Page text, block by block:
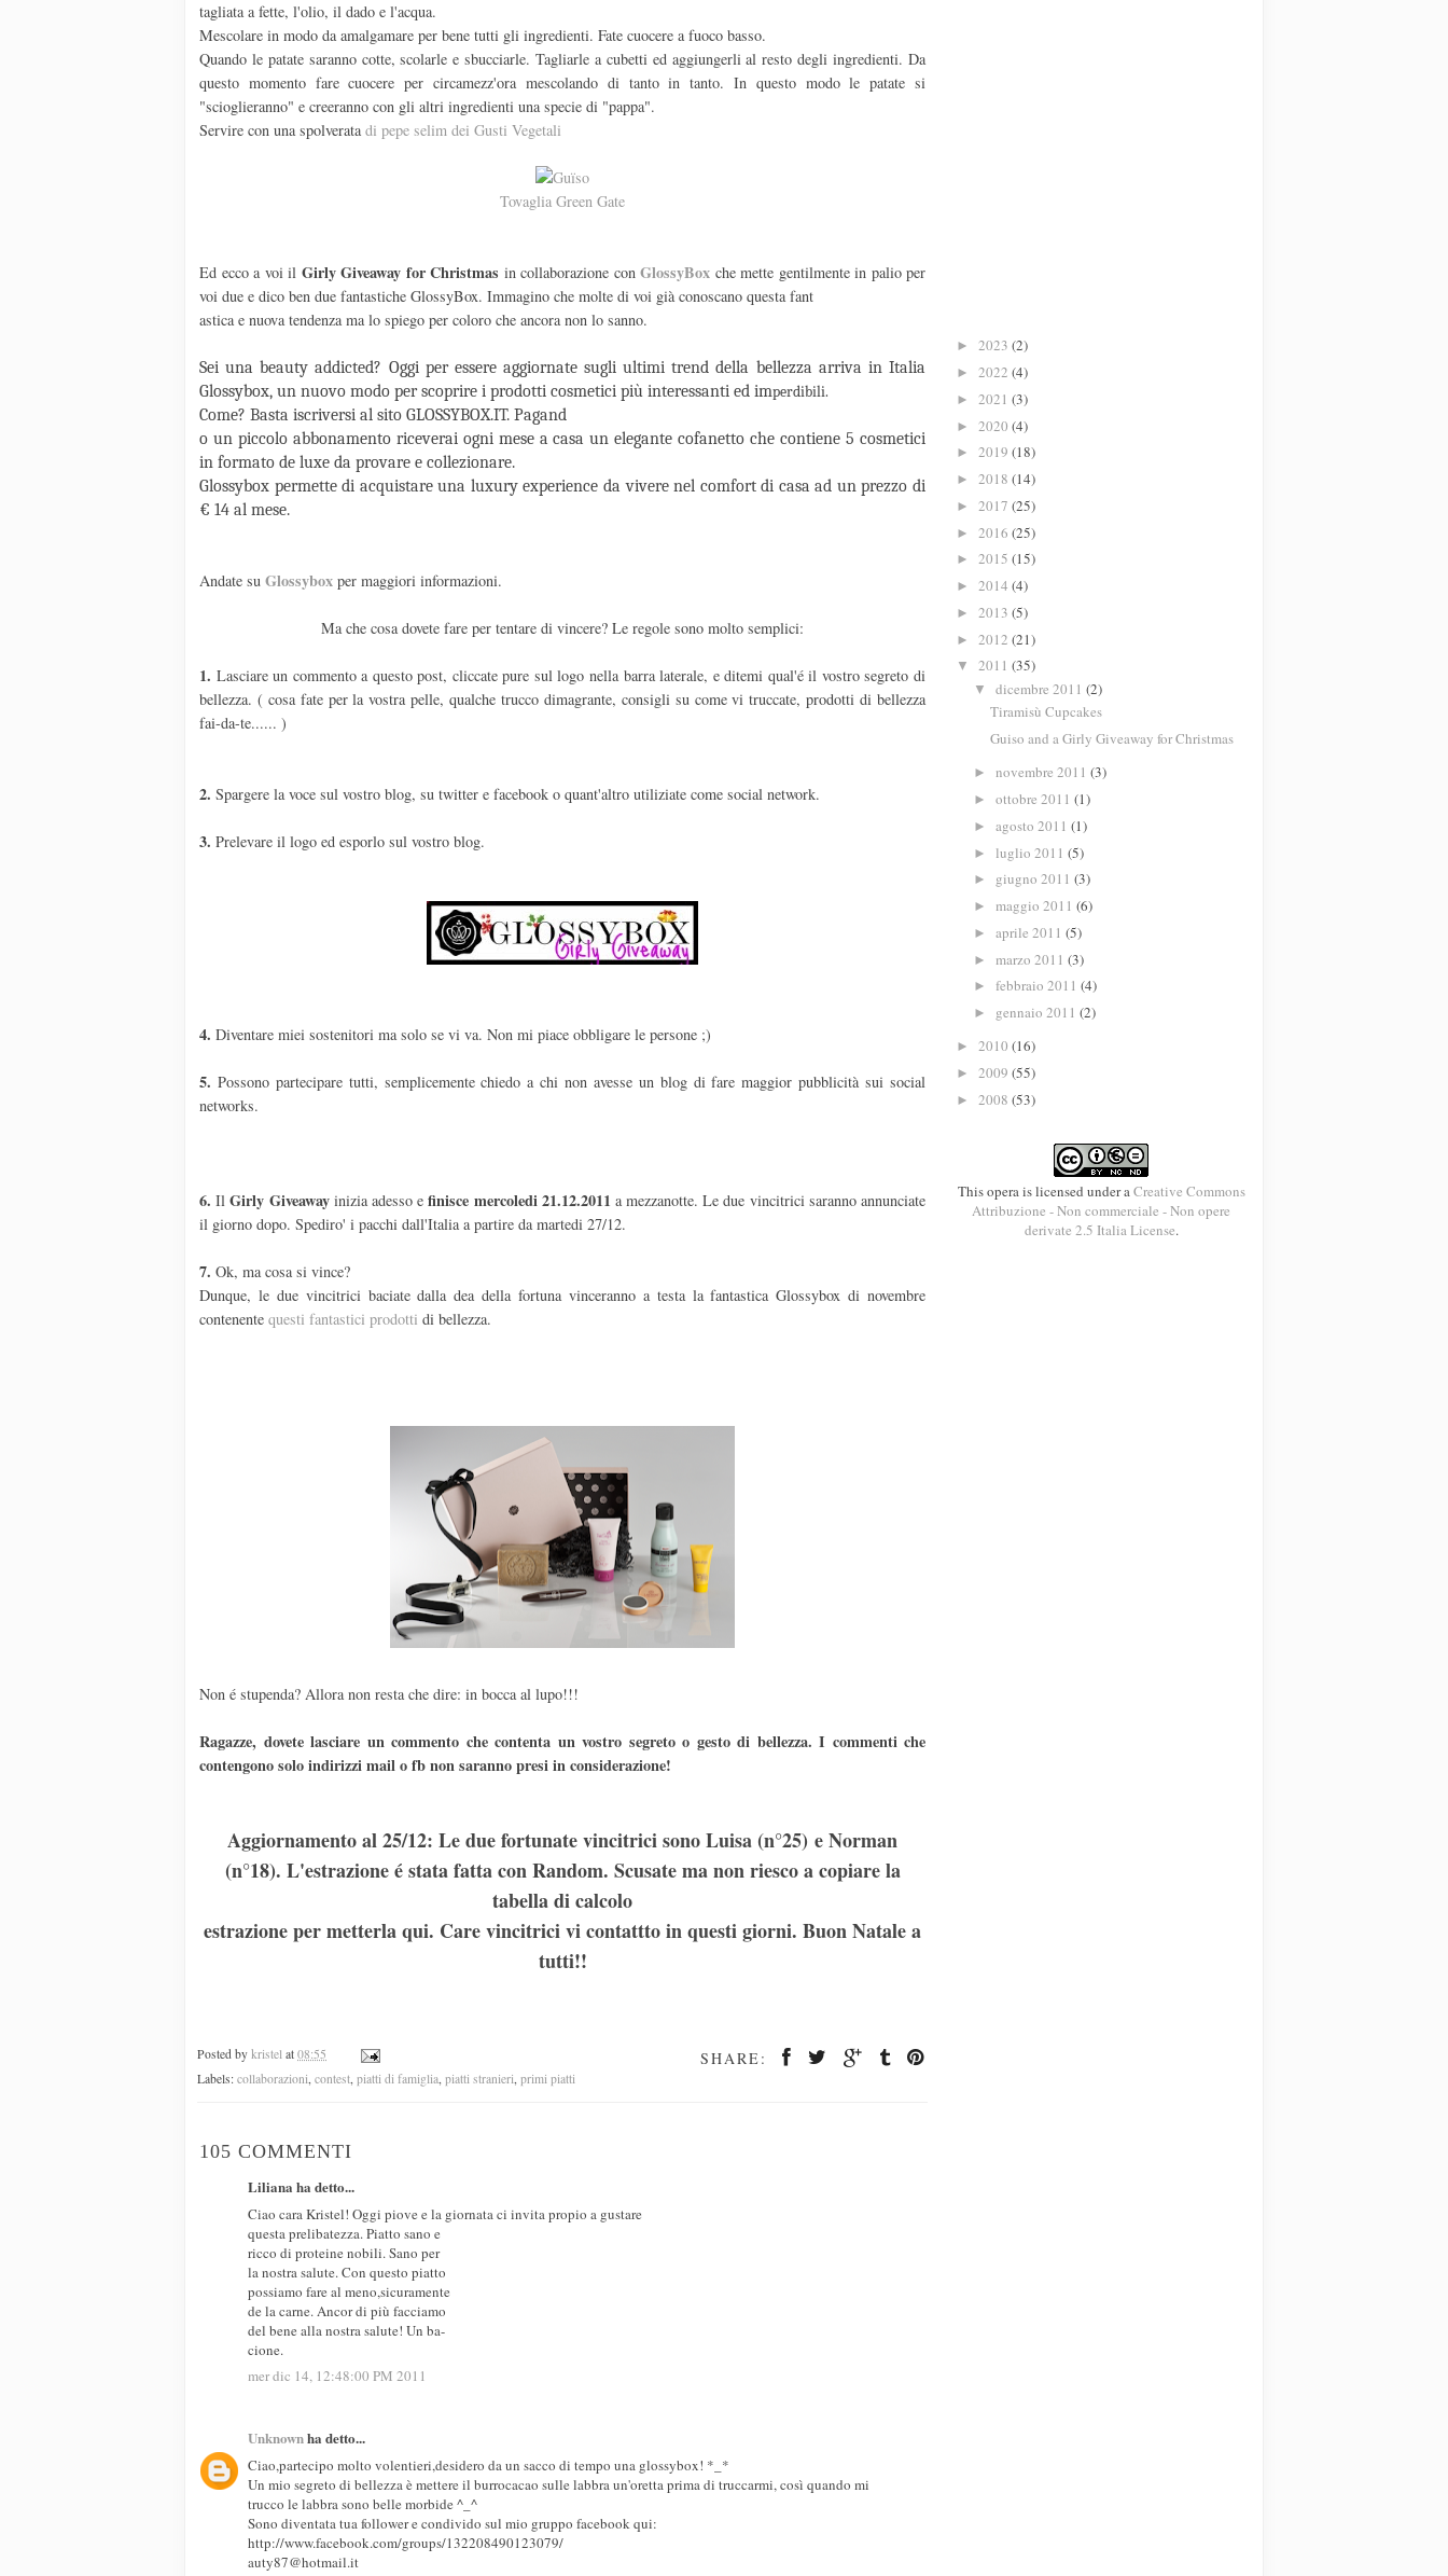
tagliata a fette, l'olio, il dado e l'acqua.
Mescolare in modo da amalgamare per bene tutti gli ingredienti. Fate cuocere a fuoco basso.
Quando le patate saranno cotte, scolarle e sbucciarle. Tagliarle a cubetti ed aggiungerli al resto degli ingredienti. Da
questo momento fare cuocere per circamezz'ora mescolando di tanto in tanto. In questo modo le patate si
"scioglieranno" e creeranno con gli altri ingredienti una specie di "pappa".
Servire con una spolveratadi pepe selim dei Gusti Vegetali
Tovaglia Green Gate
Ed ecco a voi il Girly Giveaway for Christmas in collaborazione con GlossyBox che mette gentilmente in palio per
voi due e dico ben due fantastiche GlossyBox. Immagino che molte di voi già conoscano questa fant
astica e nuova tendenza ma lo spiego per coloro che ancora non lo sanno.
Sei una beauty addicted? Oggi per essere aggiornate sugli ultimi trend della bellezza arriva in Italia
Glossybox, un nuovo modo per scoprire i prodotti cosmetici più interessanti ed imperdibili.
Come? Basta iscriversi al sito GLOSSYBOX.IT. Pagand
o un piccolo abbonamento riceverai ogni mese a casa un elegante cofanetto che contiene 5 cosmetici
in formato de luxe da provare e collezionare.
Glossybox permette di acquistare una luxury experience da vivere nel comfort di casa ad un prezzo di
€ 14 al mese.
Andate su Glossybox per maggiori informazioni.
Ma che cosa dovete fare per tentare di vincere? Le regole sono molto semplici:
1. Lasciare un commento a questo post, cliccate pure sul logo nella barra laterale, e ditemi qual'é il vostro segreto di
bellezza. ( cosa fate per la vostra pelle, qualche trucco dimagrante, consigli su come vi truccate, prodotti di bellezza
fai-da-te...... )
2. Spargere la voce sul vostro blog, su twitter e facebook o quant'altro utiliziate come social network.
3. Prelevare il logo ed esporlo sul vostro blog.
4. Diventare miei sostenitori ma solo se vi va. Non mi piace obbligare le persone ;)
5. Possono partecipare tutti, semplicemente chiedo a chi non avesse un blog di fare maggior pubblicità sui social
networks.
6. IlGirly Giveawayinizia adesso efinisce mercoledi 21.12.2011 a mezzanotte. Le due vincitrici saranno annunciate
il giorno dopo. Spediro' i pacchi dall'Italia a partire da martedi 27/12.
7. Ok, ma cosa si vince?
Dunque, le due vincitrici baciate dalla dea della fortuna vinceranno a testa la fantastica Glossybox di novembre
contenente questi fantastici prodotti di bellezza.
Non é stupenda? Allora non resta che dire: in bocca al lupo!!!
Ragazze, dovete lasciare un commento che contenta un vostro segreto o gesto di bellezza. I commenti che
contengono solo indirizzi mail o fb non saranno presi in considerazione!
Aggiornamento al 25/12: Le due fortunate vincitrici sono Luisa (n°25) e Norman
(n°18). L'estrazione é stata fatta con Random. Scusate ma non riesco a copiare la
tabella di calcolo
estrazione per metterla qui. Care vincitrici vi contattto in questi giorni. Buon Natale a
tutti!!
SHARE:
Posted by kristel at 08:55
Labels: collaborazioni, contest, piatti di famiglia, piatti stranieri, primi piatti
105 COMMENTI
Liliana ha detto...
Ciao cara Kristel! Oggi piove e la giornata ci invita propio a gustare
questa prelibatezza. Piatto sano e
ricco di proteine nobili. Sano per
la nostra salute. Con questo piatto
possiamo fare al meno,sicuramente
de la carne. Ancor di più facciamo
del bene alla nostra salute! Un ba-
cione.
mer dic 14, 12:48:00 PM 2011
Unknownha detto...
Ciao,partecipo molto volentieri,desidero da un sacco di tempo una glossybox! *_*
Un mio segreto di bellezza è mettere il burrocacao sulle labbra un'oretta prima di truccarmi, così quando mi
trucco le labbra sono belle morbide ^_^
Sono diventata tua follower e condivido sul mio gruppo facebook qui:
http://www.facebook.com/groups/132208490123079/
auty87@hotmail.it
► 2023 (2)
► 2022 (4)
► 2021 (3)
► 2020 (4)
► 2019 (18)
► 2018 (14)
► 2017 (25)
► 2016 (25)
► 2015 (15)
► 2014 (4)
► 2013 (5)
► 2012 (21)
▼ 2011 (35)
▼ dicembre 2011 (2)
Tiramisù Cupcakes
Guiso and a Girly Giveaway for Christmas
► novembre 2011 (3)
► ottobre 2011 (1)
► agosto 2011 (1)
► luglio 2011 (5)
► giugno 2011 (3)
► maggio 2011 (6)
► aprile 2011 (5)
► marzo 2011 (3)
► febbraio 2011 (4)
► gennaio 2011 (2)
► 2010 (16)
► 2009 (55)
► 2008 (53)
This opera is licensed under aCreative Commons
Attribuzione - Non commerciale - Non opere
derivate 2.5 Italia License.